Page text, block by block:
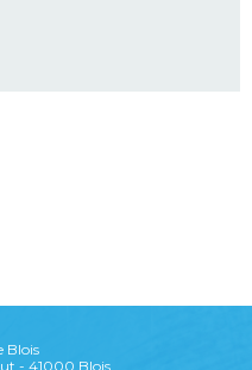
Blois
- 41000 Blois